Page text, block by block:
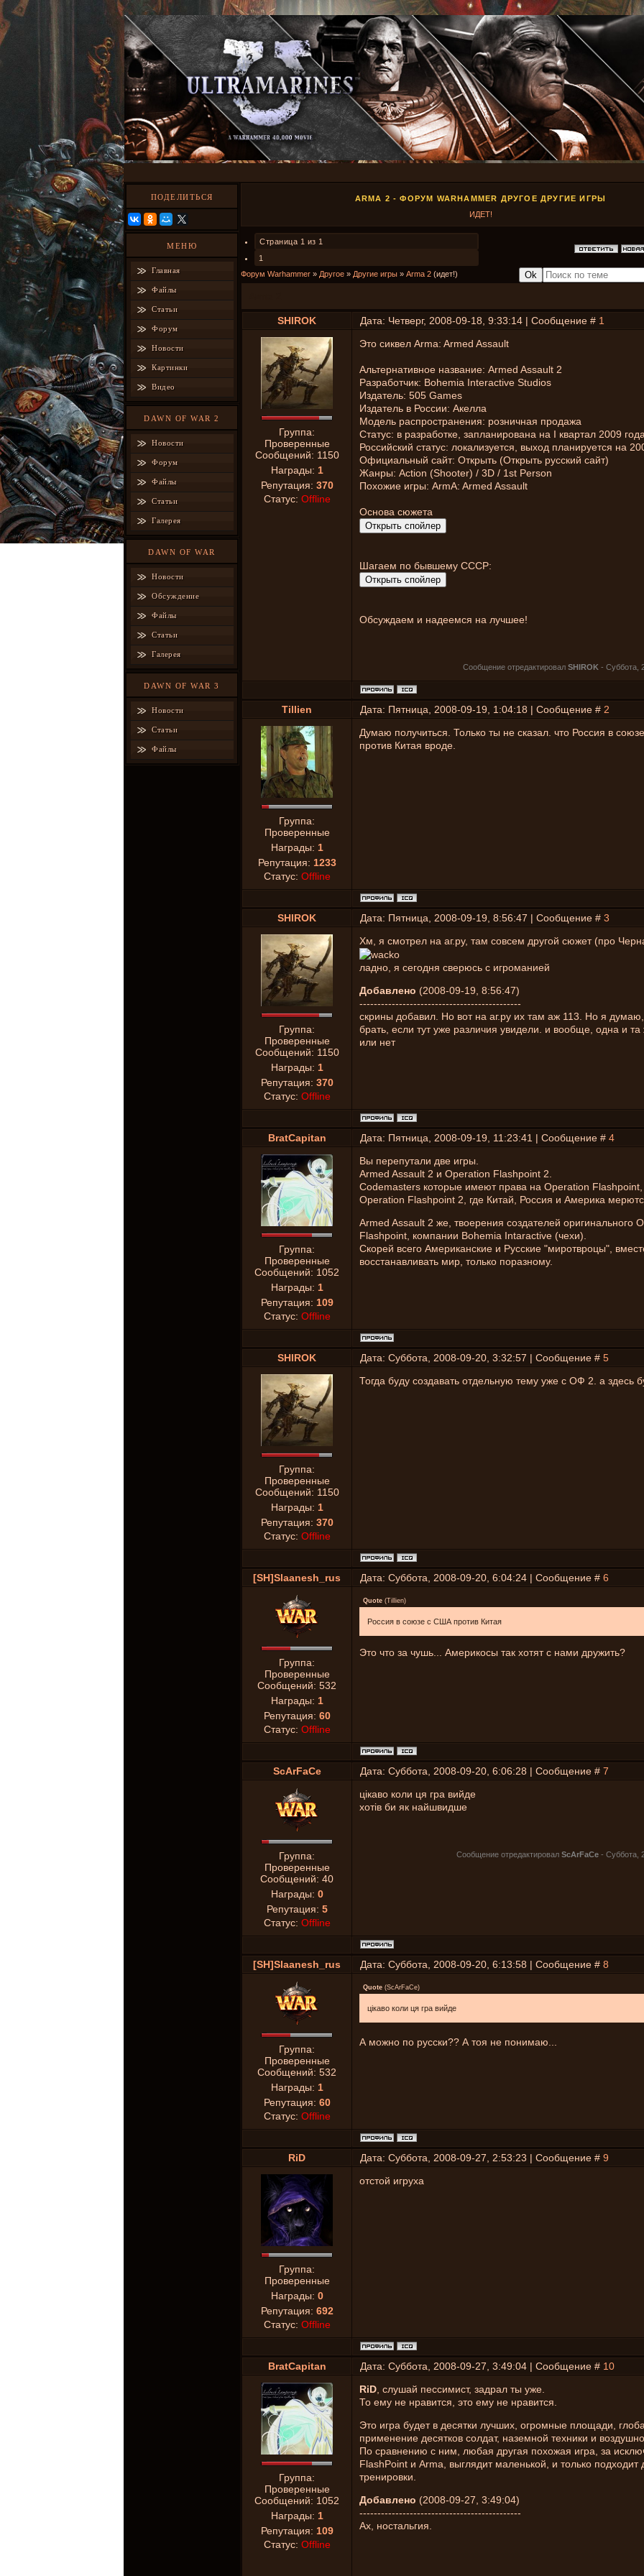
ПОДЕЛИТЬСЯ
МЕНЮ
Главная
Файлы
Статьи
Форум
Новости
Картинки
Видео
DAWN OF WAR 2
Новости
Форум
Файлы
Статьи
Галерея
DAWN OF WAR
Новости
Обсуждение
Файлы
Статьи
Галерея
DAWN OF WAR 3
Новости
Статьи
Файлы
ARMA 2 - ФОРУМ WARHAMMER ДРУГОЕ ДРУГИЕ ИГРЫ
ИДЕТ!
Страница 1 из 1
1
Форум Warhammer » Другое » Другие игры » Arma 2 (идет!)
SHIROK Дата: Четверг, 2008-09-18, 9:33:14 | Сообщение # 1
Группа:
Проверенные
Сообщений: 1150
Награды: 1
Репутация: 370
Статус: Offline
Это сиквел Arma: Armed Assault
Альтернативное название: Armed Assault 2
Разработчик: Bohemia Interactive Studios
Издатель: 505 Games
Издатель в России: Акелла
Модель распространения: розничная продажа
Статус: в разработке, запланирована на I квартал 2009 года
Российский статус: локализуется, выход планируется на
Официальный сайт: Открыть (Открыть русский сайт)
Жанры: Action (Shooter) / 3D / 1st Person
Похожие игры: ArmA: Armed Assault
Основа сюжета
Шагаем по бывшему СССР:
Обсуждаем и надеемся на лучшее!
Сообщение отредактировал SHIROK - Суббота,
Tillien Дата: Пятница, 2008-09-19, 1:04:18 | Сообщение # 2
Группа:
Проверенные
Награды: 1
Репутация: 1233
Статус: Offline
Думаю получиться. Только ты не сказал. что Россия в
против Китая вроде.
SHIROK Дата: Пятница, 2008-09-19, 8:56:47 | Сообщение # 3
Группа:
Проверенные
Сообщений: 1150
Награды: 1
Репутация: 370
Статус: Offline
Хм, я смотрел на аг.ру, там совсем другой сюжет (про
ладно, я сегодня сверюсь с игроманией
Добавлено (2008-09-19, 8:56:47)
---------------------------------------------
скрины добавил. Но вот на аг.ру их там аж 113. Но я думаю,
брать, если тут уже различия увидели. и вообще, одна и та
или нет
BratCapitan Дата: Пятница, 2008-09-19, 11:23:41 | Сообщение # 4
Группа:
Проверенные
Сообщений: 1052
Награды: 1
Репутация: 109
Статус: Offline
Вы перепутали две игры.
Armed Assault 2 и Operation Flashpoint 2.
Codemasters которые имеют права на Operation Flashpoint,
Operation Flashpoint 2, где Китай, Россия и Америка
Armed Assault 2 же, твоерения создателей оригинального
Flashpoint, компании Bohemia Intaractive (чехи).
Скорей всего Американские и Русские "миротвроцы",
восстанавливать мир, только поразному.
SHIROK Дата: Суббота, 2008-09-20, 3:32:57 | Сообщение # 5
Группа:
Проверенные
Сообщений: 1150
Награды: 1
Репутация: 370
Статус: Offline
Тогда буду создавать отдельную тему уже с ОФ 2. а здесь
[SH]Slaanesh_rus Дата: Суббота, 2008-09-20, 6:04:24 | Сообщение # 6
Группа:
Проверенные
Сообщений: 532
Награды: 1
Репутация: 60
Статус: Offline
Quote (Tillien)
Россия в союзе с США против Китая
Это что за чушь... Америкосы так хотят с нами дружить?
ScArFaCe Дата: Суббота, 2008-09-20, 6:06:28 | Сообщение # 7
Группа:
Проверенные
Сообщений: 40
Награды: 0
Репутация: 5
Статус: Offline
цікаво коли ця гра вийде
хотів би як найшвидше
Сообщение отредактировал ScArFaCe - Суббота,
[SH]Slaanesh_rus Дата: Суббота, 2008-09-20, 6:13:58 | Сообщение # 8
Группа:
Проверенные
Сообщений: 532
Награды: 1
Репутация: 60
Статус: Offline
Quote (ScArFaCe)
цікаво коли ця гра вийде
А можно по русски?? А тоя не понимаю...
RiD Дата: Суббота, 2008-09-27, 2:53:23 | Сообщение # 9
Группа:
Проверенные
Награды: 0
Репутация: 692
Статус: Offline
отстой игруха
BratCapitan Дата: Суббота, 2008-09-27, 3:49:04 | Сообщение # 10
Группа:
Проверенные
Сообщений: 1052
Награды: 1
Репутация: 109
Статус: Offline
RiD , слушай пессимист, задрал ты уже.
То ему не нравится, это ему не нравится.
Это игра будет в десятки лучших, огромные площади,
применение десятков солдат, наземной техники и
По сравнению с ним, любая другая похожая игра, за
FlashPoint и Arma, выглядит маленькой, и только подходит
тренировки.
Добавлено (2008-09-27, 3:49:04)
---------------------------------------------
Ах, ностальгия.